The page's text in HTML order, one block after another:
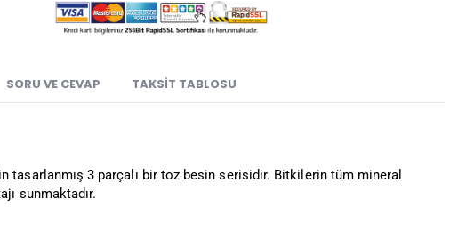
SORU VE CEVAP TAKSIT TABLOSU
3 parçalı bir toz besin serisidir. Bitkilerin tüm mineral
sunmaktadır.